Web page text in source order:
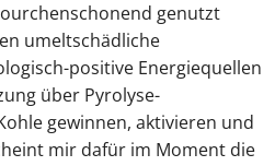
genutzt
umeltschädliche
positive Energiequellen
über Pyrolyse-
gewinnen, aktivieren und
mir dafür im Moment die